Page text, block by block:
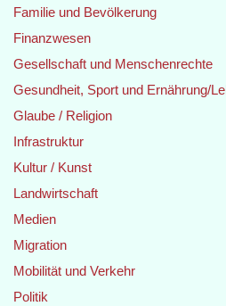
Familie und Bevölkerung
Finanzwesen
Gesellschaft und Menschenrechte
Gesundheit, Sport und Ernährung/
Glaube / Religion
Infrastruktur
Kultur / Kunst
Landwirtschaft
Medien
Migration
Mobilität und Verkehr
Politik